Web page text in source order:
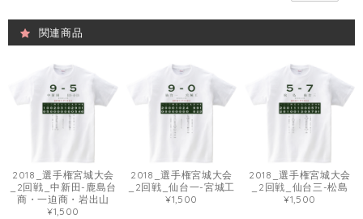
関連商品
2018_選手権宮城大会
_2回戦_中新田-鹿島台
商・一迫商・岩出山
¥1,500
2018_選手権宮城大会
_2回戦_仙台一-宮城工
¥1,500
2018_選手権宮城大会
_2回戦_仙台三-松島
¥1,500